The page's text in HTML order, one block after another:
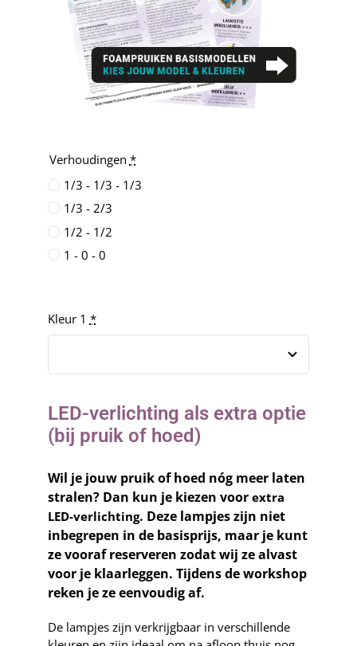
Verhoudingen *
1/3 - 1/3 - 1/3
1/3 - 2/3
1/2 - 1/2
1 - 0 - 0
Kleur 1 *
LED-verlichting als extra optie
(bij pruik of hoed)
Wil je jouw pruik of hoed nóg meer laten
stralen? Dan kun je kiezen voor extra
LED-verlichting. Deze lampjes zijn niet
inbegrepen in de basisprijs, maar je kunt
ze vooraf reserveren zodat wij ze alvast
voor je klaarleggen. Tijdens de workshop
reken je ze eenvoudig af.
De lampjes zijn verkrijgbaar in verschillende